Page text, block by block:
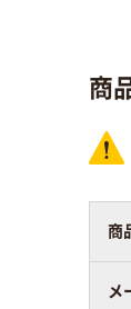
質
ア
商
商
メ